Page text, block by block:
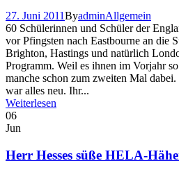
27. Juni 2011ByadminAllgemein
60 Schülerinnen und Schüler der
vor Pfingsten nach Eastbourne an die
Brighton, Hastings und natürlich
Programm. Weil es ihnen im Vorjahr
manche schon zum zweiten Mal
war alles neu. Ihr...
Weiterlesen
06
Jun
Herr Hesses süße HELA-